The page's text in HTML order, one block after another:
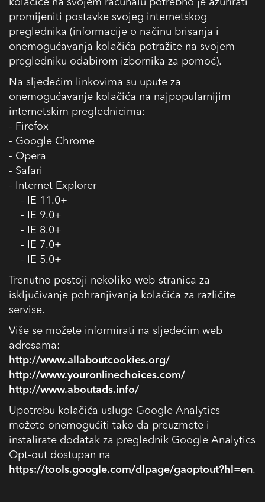
kolačiće na svojem računalu potrebno je ažurirati
promijeniti postavke svojeg internetskog
preglednika (informacije o načinu brisanja i
onemogućavanja kolačića potražite na svojem
pregledniku odabirom izbornika za pomoć).
Na sljedećim linkovima su upute za
onemogućavanje kolačića na najpopularnijim
internetskim preglednicima:
- Firefox
- Google Chrome
- Opera
- Safari
- Internet Explorer
-
IE 11.0+
-
IE 9.0+
-
IE 8.0+
-
IE 7.0+
-
IE 5.0+
Trenutno postoji nekoliko web-stranica za
isključivanje pohranjivanja kolačića za različite
servise.
Više se možete informirati na sljedećim web
adresama:
http://www.allaboutcookies.org/
http://www.youronlinechoices.com/
http://www.aboutads.info/
Upotrebu kolačića usluge Google Analytics
možete onemogućiti tako da preuzmete i
instalirate dodatak za preglednik Google Analytics
Opt-out dostupan na
https://tools.google.com/dlpage/gaoptout?hl=en.